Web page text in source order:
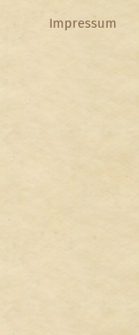
Impressum